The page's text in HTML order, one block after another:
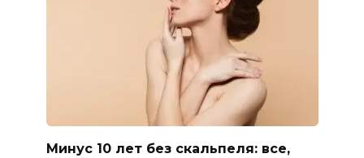
Минус 10 лет без скальпеля: все,